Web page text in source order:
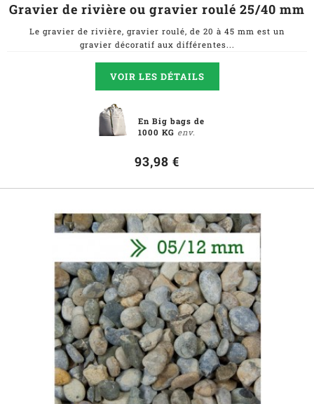
Gravier de rivière ou gravier roulé 25/40 mm
Le gravier de rivière, gravier roulé, de 20 à 45 mm est un
gravier décoratif aux différentes...
VOIR LES DÉTAILS
En Big bags de
1000 KG env.
93,98 €